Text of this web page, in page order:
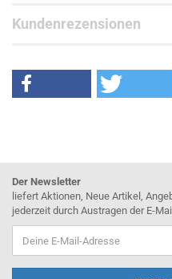
Kundenrezensionen
Der Newsletter
liefert Aktionen, Neue Artikel,
jederzeit durch Austragen der E-